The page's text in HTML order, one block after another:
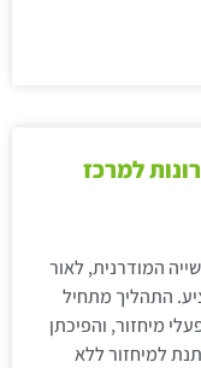
למרכז
המודרנית, לאור
התהליך מתחיל
מיחזור, והפיכתן
למיחזור ללא